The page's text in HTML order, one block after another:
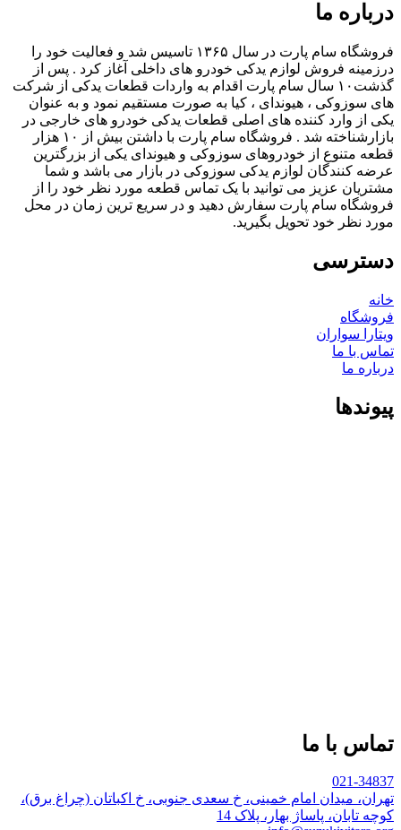
درباره ما
فروشگاه سام پارت در سال ۱۳۶۵ تاسیس شد و فعالیت خود را
درزمینه فروش لوازم یدکی خودرو های داخلی آغاز کرد . پس از
گذشت۱۰ سال سام پارت اقدام به واردات قطعات یدکی از شرکت
های سوزوکی ، هیوندای ، کیا به صورت مستقیم نمود و به عنوان
یکی از وارد کننده های اصلی قطعات یدکی خودرو های خارجی در
بازارشناخته شد . فروشگاه سام پارت با داشتن بیش از ۱۰ هزار
قطعه متنوع از خودروهای سوزوکی و هیوندای یکی از بزرگترین
عرضه کنندگان لوازم یدکی سوزوکی در بازار می باشد و شما
مشتریان عزیز می توانید با یک تماس قطعه مورد نظر خود را از
فروشگاه سام پارت سفارش دهید و در سریع ترین زمان در محل
مورد نظر خود تحویل بگیرید.
دسترسی
خانه
فروشگاه
ویتارا سواران
تماس با ما
درباره ما
پیوندها
تماس با ما
021-34837
تهران، میدان امام خمینی، خ سعدی جنوبی، خ اکباتان (چراغ برق)،
کوچه تابان، پاساژ بهار، پلاک 14